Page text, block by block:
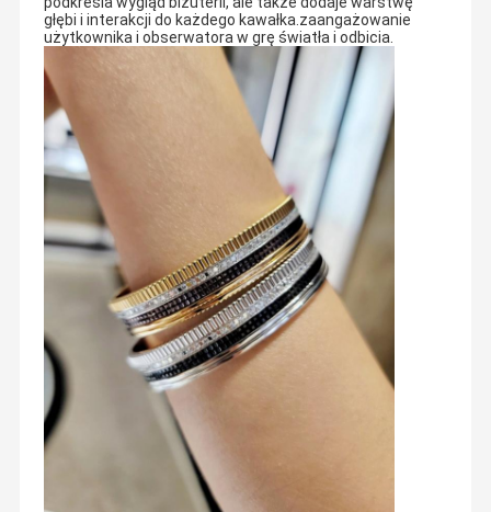
głębi i interakcji do każdego kawałka.zaangażowanie
użytkownika i obserwatora w grę światła i odbicia.